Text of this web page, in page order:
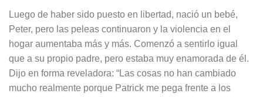
Luego de haber sido puesto en libertad, nació un bebé,
Peter, pero las peleas continuaron y la violencia en el
hogar aumentaba más y más. Comenzó a sentirlo igual
que a su propio padre, pero estaba muy enamorada de él.
Dijo en forma reveladora: “Las cosas no han cambiado
mucho realmente porque Patrick me pega frente a los